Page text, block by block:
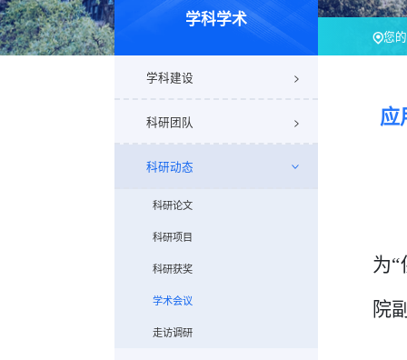
学科学术
您
学科建设
科研团队
科研动态
科研论文
科研项目
科研获奖
学术会议
走访调研
应
为“
院